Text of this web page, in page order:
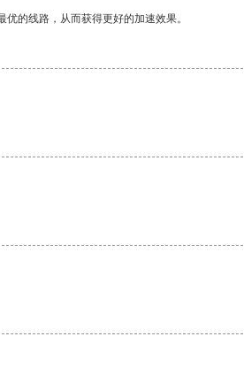
的线路，从而获得更好的加速效果。